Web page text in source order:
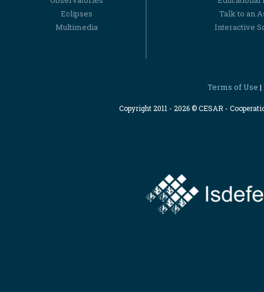
Eclipses
Multimedia
Talk to an
Interactive
Terms of Use |
Copyright 2011 - 2026 © CESAR -